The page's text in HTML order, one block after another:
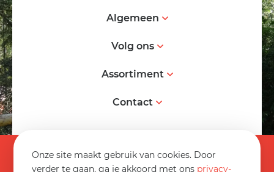
Onze site maakt gebruik van cookies. Door
verder te gaan, ga je akkoord met ons privacy-
Algemeen
Volg ons
Assortiment
Contact
Algemene voorwaarden